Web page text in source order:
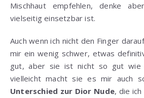
Mischhaut empfehlen, denke
vielseitig einsetzbar ist.
Auch wenn ich nicht den Finger
mir ein wenig schwer, etwas
gut, aber sie ist nicht so gut wie
vielleicht macht sie es mir auch
Unterschied zur Dior Nude, die